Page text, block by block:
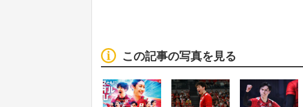
この記事の写真を見る